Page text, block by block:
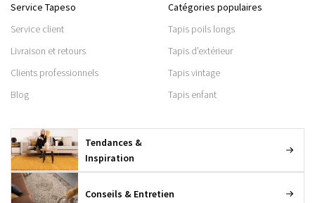
Service Tapeso
Service client
Livraison et retours
Clients professionnels
Blog
Catégories populaires
Tapis poils longs
Tapis d’extérieur
Tapis vintage
Tapis enfant
Tendances &
Inspiration
Conseils & Entretien